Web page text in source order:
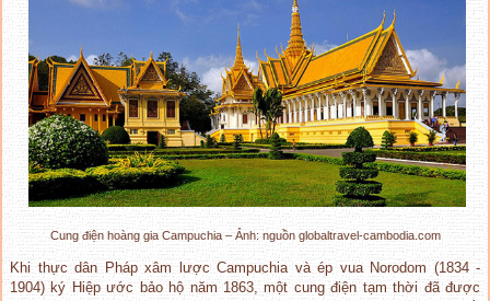
Cung điện hoàng gia Campuchia – Ảnh: nguồn globaltravel-cambodia.com
Khi thực dân Pháp xâm lược Campuchia và ép vua Norodom (1834 -
1904) ký Hiệp ước bảo hộ năm 1863, một cung điện tạm thời đã được